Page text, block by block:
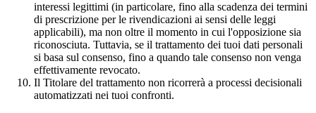
interessi legittimi (in particolare, fino alla scadenza dei termini
di prescrizione per le rivendicazioni ai sensi delle leggi
applicabili), ma non oltre il momento in cui l'opposizione sia
riconosciuta. Tuttavia, se il trattamento dei tuoi dati personali
si basa sul consenso, fino a quando tale consenso non venga
effettivamente revocato.
Il Titolare del trattamento non ricorrerà a processi decisionali
automatizzati nei tuoi confronti.